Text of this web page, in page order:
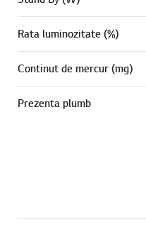
Rata luminozitate (%)
Continut de mercur (mg)
Prezenta plumb